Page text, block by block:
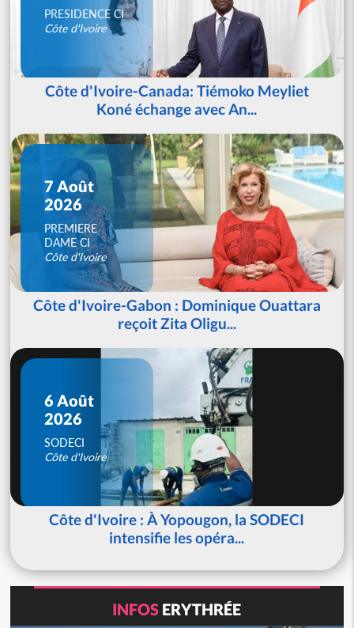
PRESIDENCE CI
Côte d'Ivoire
Côte d'Ivoire-Canada: Tiémoko Meyliet
Koné échange avec An...
7 Août
2026
PREMIERE
DAME CI
Côte d'Ivoire
Côte d'Ivoire-Gabon : Dominique Ouattara
reçoit Zita Oligu...
6 Août
2026
SODECI
Côte d'Ivoire
Côte d'Ivoire : À Yopougon, la SODECI
intensifie les opéra...
INFOS ERYTHRÉE